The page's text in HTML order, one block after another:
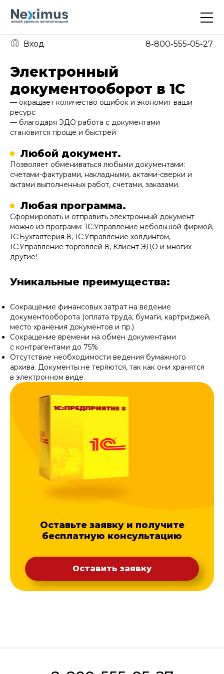
Вход 8-800-555-05-27
Битрикс24
ИТ-аутсорсинг
Аренда серверов
Продажа ПО
О компании
Кейсы
Вакансии
Контакты
Вход
Электронный
документооборот в 1С
— окращает количество ошибок и экономит ваши
ресурс
— благодаря ЭДО работа с документами
становится проще и быстрей
Любой документ.
Позволяет обмениваться любыми документами:
счетами-фактурами, накладными, актами-сверки и
актами выполненных работ, счетами, заказами.
Любая программа.
Сформировать и отправить электронный документ
можно из программ: 1C:Управление небольшой фирмой,
1С:Бухгалтерия 8, 1C:Управление холдингом,
1С:Управление торговлей 8, Клиент ЭДО и многих
другие!
Уникальные преимущества:
Сокращение финансовых затрат на ведение
документооборота (оплата труда, бумаги, картриджей,
место хранения документов и пр.)
Сокращение времени на обмен документами
с контрагентами до 75%
Отсутствие необходимости ведения бумажного
архива. Документы не теряются, так как они хранятся
в электронном виде.
Оставьте заявку и получите
бесплатную консультацию
Оставить заявку